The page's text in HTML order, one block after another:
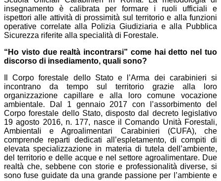
insegnamento è calibrata per formare i ruoli ufficiali e
ispettori alle attività di prossimità sul territorio e alla funzioni
operative correlate alla Polizia Giudiziaria e alla Pubblica
Sicurezza riferite alla specialità di Forestale.
“Ho visto due realtà incontrarsi” come hai detto nel tuo
discorso di insediamento, quali sono?
Il Corpo forestale dello Stato e l’Arma dei carabinieri si
incontrano da tempo sul territorio grazie alla loro
organizzazione capillare e alla loro comune vocazione
ambientale. Dal 1 gennaio 2017 con l’assorbimento del
Corpo forestale dello Stato, disposto dal decreto legislativo
19 agosto 2016, n. 177, nasce il Comando Unità Forestali,
Ambientali e Agroalimentari Carabinieri (CUFA), che
comprende reparti dedicati all’espletamento, di compiti di
elevata specializzazione in materia di tutela dell’ambiente,
del territorio e delle acque e nel settore agroalimentare. Due
realtà che, sebbene con storie e professionalità diverse, si
sono fuse guidate da una grande passione per l’ambiente e